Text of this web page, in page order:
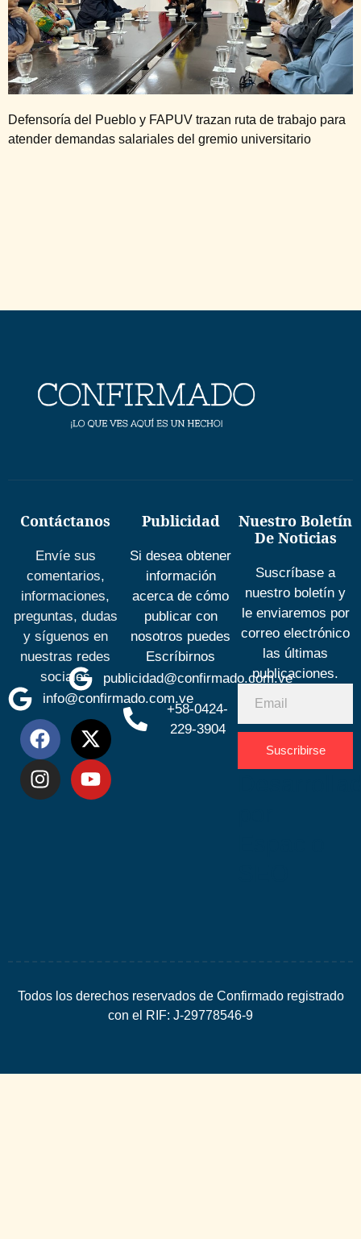
Defensoría del Pueblo y FAPUV trazan ruta de trabajo para
atender demandas salariales del gremio universitario
Contáctanos
Envíe sus
comentarios,
informaciones,
preguntas, dudas
y síguenos en
nuestras redes
sociales
info@confirmado.com.ve
Publicidad
Si desea obtener
información
acerca de cómo
publicar con
nosotros puedes
Escríbirnos
publicidad@confirmado.com.ve
+58-0424-
229-3904
Nuestro Boletín
De Noticias
Suscríbase a
nuestro boletín y
le enviaremos por
correo electrónico
las últimas
publicaciones.
Suscribirse
Todos los derechos reservados de Confirmado registrado
con el RIF: J-29778546-9